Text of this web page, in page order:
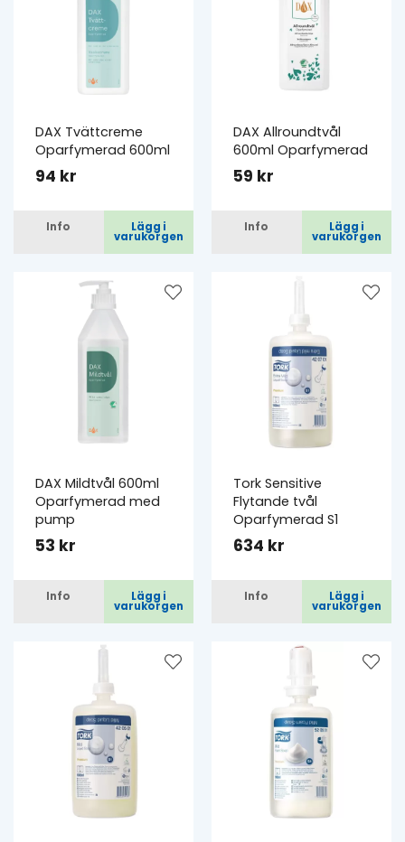
DAX Tvättcreme
Oparfymerad 600ml
94 kr
Info Lägg i
varukorgen
DAX Allroundtvål
600ml Oparfymerad
59 kr
Info Lägg i
varukorgen
DAX Mildtvål 600ml
Oparfymerad med
pump
53 kr
Info Lägg i
varukorgen
Tork Sensitive
Flytande tvål
Oparfymerad S1
634 kr
Info Lägg i
varukorgen